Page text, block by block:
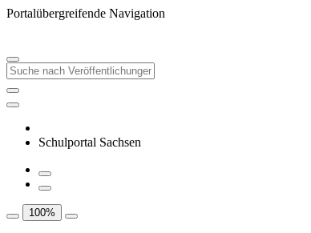
Portalübergreifende Navigation
Schulportal Sachsen
100%